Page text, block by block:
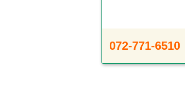
072-771-6510